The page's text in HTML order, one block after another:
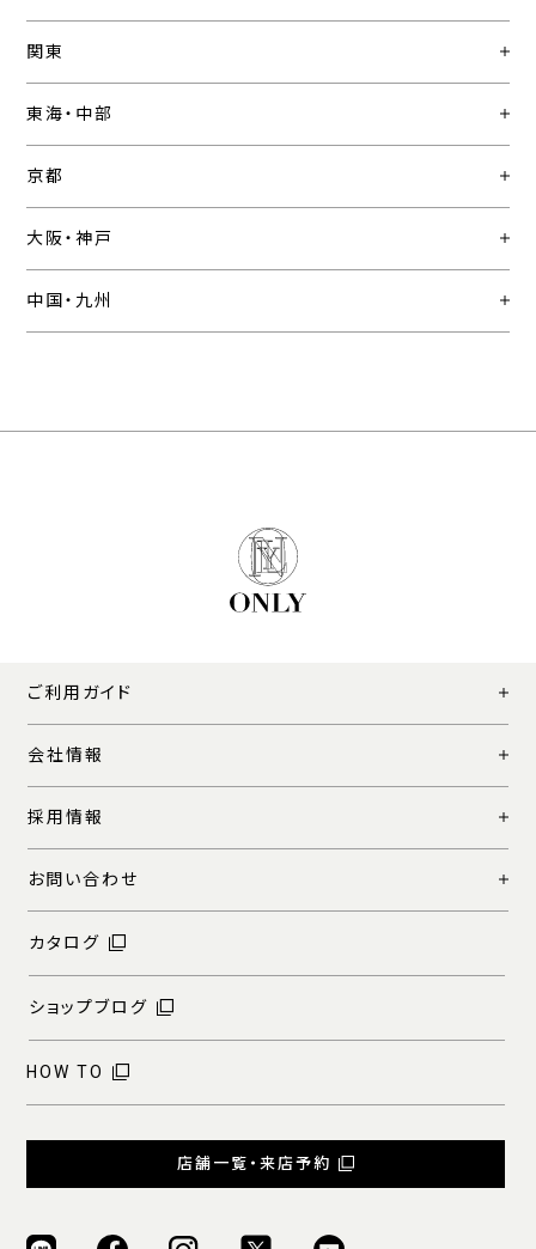
関東
東海・中部
京都
大阪・神戸
中国・九州
ご利用ガイド
会社情報
採用情報
お問い合わせ
カタログ
ショップブログ
HOW TO
店舗一覧・来店予約